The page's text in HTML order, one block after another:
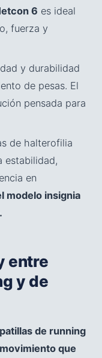
6 es ideal
fuerza y
y durabilidad
de pesas. El
pensada para
de halterofilia
estabilidad,
en
modelo insignia
entre
y de
de running
que